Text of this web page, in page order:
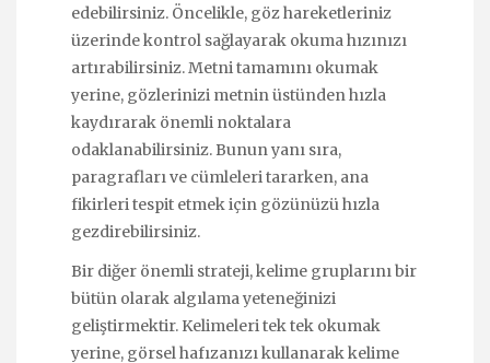
edebilirsiniz. Öncelikle, göz hareketleriniz
üzerinde kontrol sağlayarak okuma hızınızı
artırabilirsiniz. Metni tamamını okumak
yerine, gözlerinizi metnin üstünden hızla
kaydırarak önemli noktalara
odaklanabilirsiniz. Bunun yanı sıra,
paragrafları ve cümleleri tararken, ana
fikirleri tespit etmek için gözünüzü hızla
gezdirebilirsiniz.
Bir diğer önemli strateji, kelime gruplarını bir
bütün olarak algılama yeteneğinizi
geliştirmektir. Kelimeleri tek tek okumak
yerine, görsel hafızanızı kullanarak kelime